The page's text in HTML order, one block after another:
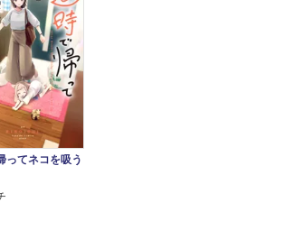
ってネコを吸う